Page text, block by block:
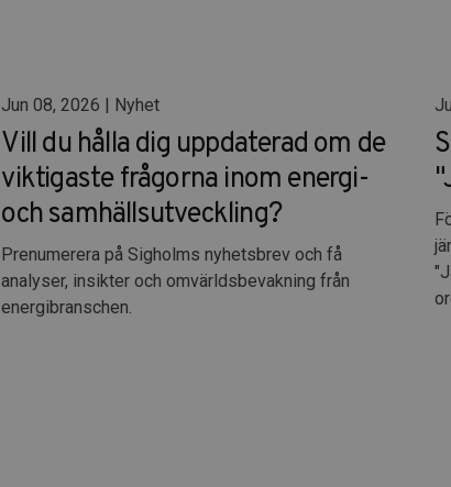
Jun 08, 2026 | Nyhet
Vill du hålla dig uppdaterad om de
viktigaste frågorna inom energi-
och samhällsutveckling?
Prenumerera på Sigholms nyhetsbrev och få
analyser, insikter och omvärldsbevakning från
energibranschen.